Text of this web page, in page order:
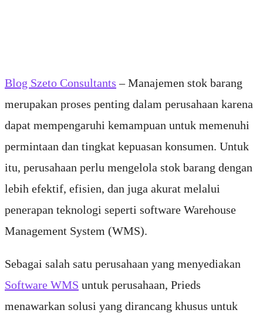
Blog Szeto Consultants – Manajemen stok barang
merupakan proses penting dalam perusahaan karena
dapat mempengaruhi kemampuan untuk memenuhi
permintaan dan tingkat kepuasan konsumen. Untuk
itu, perusahaan perlu mengelola stok barang dengan
lebih efektif, efisien, dan juga akurat melalui
penerapan teknologi seperti software Warehouse
Management System (WMS).
Sebagai salah satu perusahaan yang menyediakan
Software WMS untuk perusahaan, Prieds
menawarkan solusi yang dirancang khusus untuk